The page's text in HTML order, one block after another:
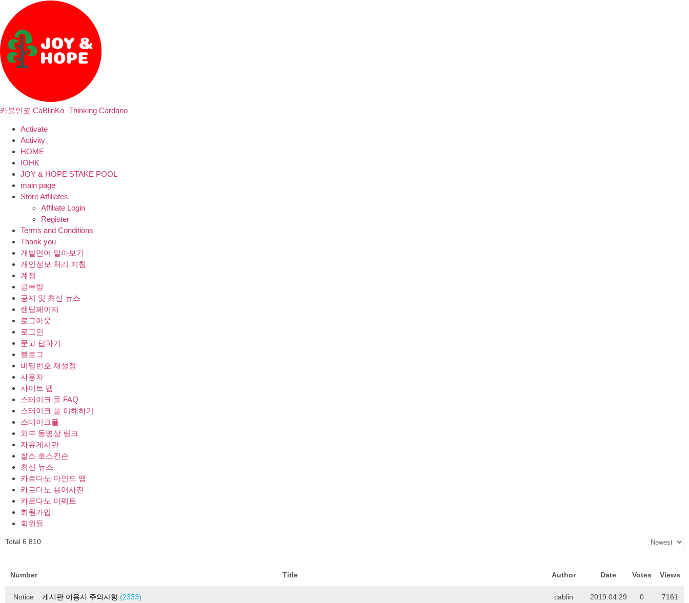
카블인코 CaBlinKo -Thinking Cardano
Activate
Activity
HOME
IOHK
JOY & HOPE STAKE POOL
main page
Store Affiliates
Affiliate Login
Register
Terms and Conditions
Thank you
개발언어 알아보기
개인정보 처리 지침
계정
공부방
공지 및 최신 뉴스
랜딩페이지
로그아웃
로그인
문고 답하기
블로그
비밀번호 재설정
사용자
사이트 맵
스테이크 풀 FAQ
스테이크 풀 이해하기
스테이크풀
외부 동영상 링크
자유게시판
찰스 호스킨슨
최신 뉴스
카르다노 마인드 맵
카르다노 용어사전
카르다노 이펙트
회원가입
회원들
Total 6,810
Number Title Author Date Votes Views
Notice 게시판 이용시 주의사항 (2333) cablin 2019.04.29 0 7161